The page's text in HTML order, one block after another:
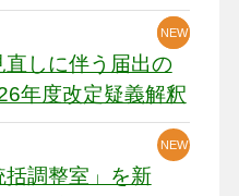
感
直しに伴う届出の
年度改定疑義解釈
NEW
NEW
括調整室」を新
NEW